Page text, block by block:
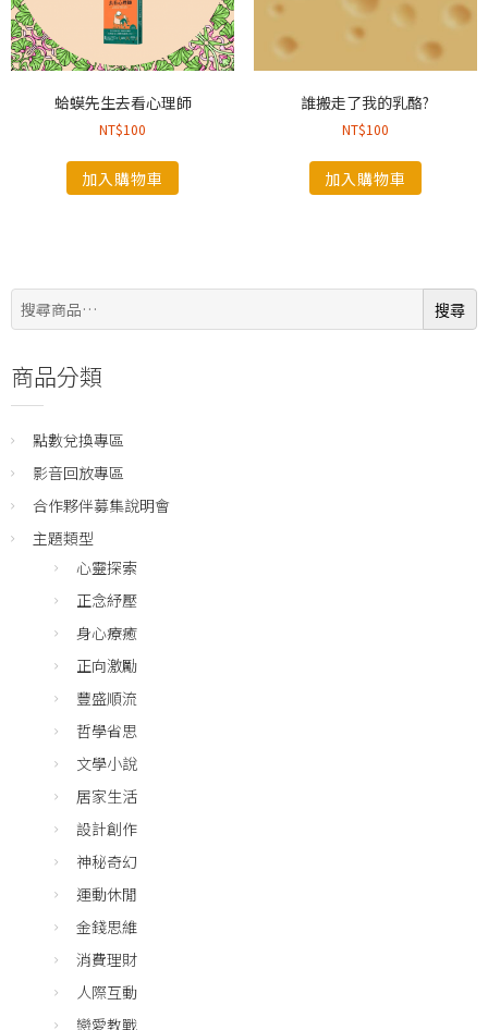
蛤蟆先生去看心理師
NT$100
加入購物車
誰搬走了我的乳酪?
NT$100
加入購物車
搜
尋:
搜尋
商品分類
點數兌換專區
影音回放專區
合作夥伴募集說明會
主題類型
心靈探索
正念紓壓
身心療癒
正向激勵
豐盛順流
哲學省思
文學小說
居家生活
設計創作
神秘奇幻
運動休閒
金錢思維
消費理財
人際互動
戀愛教戰